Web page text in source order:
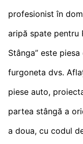
profesionist în
aripă spate pentru
Stânga” este
furgoneta dvs.
piese auto,
partea stângă a
a doua, cu codul